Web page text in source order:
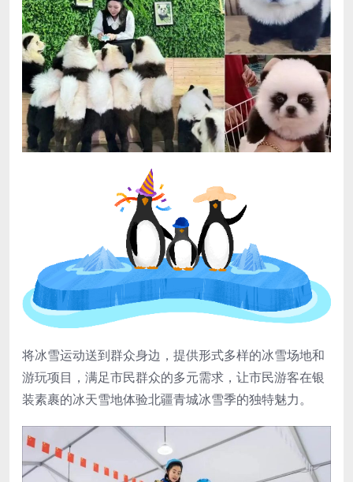
将冰雪运动送到群众身边，提供形式多样的冰雪场地和
游玩项目，满足市民群众的多元需求，让市民游客在银
装素裹的冰天雪地体验北疆青城冰雪季的独特魅力。